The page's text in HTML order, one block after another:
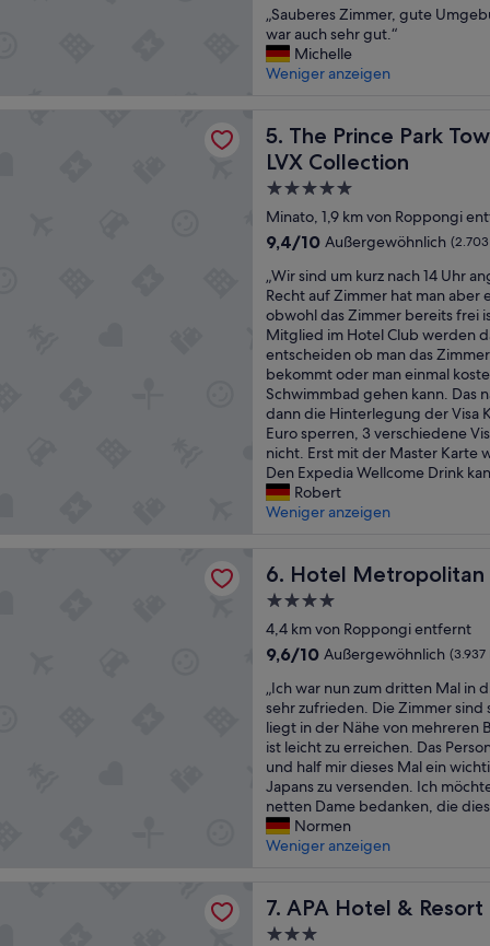
y
i
n
b
u
k
i
h
o
v
e
r
y
t
i
m
e
w
e
c
o
m
o
J
a
p
a
n
a
n
d
i
t
r
e
a
b
e
e
e
r
w
t
e
t
“
10,
Hervorragend,
(2.354
Bewertungen)
„
S
a
u
r
e
s
Z
i
m
e
r
,
g
u
t
e
U
m
g
e
b
u
d
i
e
o
k
t
a
i
b
a
r
r
a
u
„Sauberes Zimmer, gute
war auch sehr gut.“
Michelle
Weniger anzeigen
5. The Prince Park
LVX Collection
The Prince Park Tower
5.0-
Sterne-
Unterkunft
Minato, 1,9 km von Roppongi
9.4
10,
Außergewöhnlich,
(2.703
Bewertungen)
9,4/10 Außergewöhnlich
„
W
i
r
s
i
n
d
u
m
k
u
r
a
h
1
4
h
r
a
n
g
e
k
o
m
n
„Wir sind um kurz nach 14 Uhr
Recht auf Zimmer hat man aber
obwohl das Zimmer bereits frei
Mitglied im Hotel Club werden
entscheiden ob man das
bekommt oder man einmal
Schwimmbad gehen kann. Das
dann die Hinterlegung der Visa
Euro sperren, 3 verschiedene
nicht. Erst mit der Master Karte
Den Expedia Wellcome Drink
Robert
Weniger anzeigen
6. Hotel Metropolitan
Hotel Metropolitan Edmont
4.0-
Sterne-
Unterkunft
4,4 km von Roppongi entfernt
9.6
10,
Außergewöhnlich,
(3.937
Bewertungen)
9,6/10 Außergewöhnlich
„
I
c
h
w
a
r
n
u
u
m
„Ich war nun zum dritten Mal in
sehr zufrieden. Die Zimmer sind
liegt in der Nähe von mehreren
ist leicht zu erreichen. Das
und half mir dieses Mal ein
Japans zu versenden. Ich
netten Dame bedanken, die
Normen
Weniger anzeigen
7. APA Hotel &
APA Hotel & Resort
3.0-